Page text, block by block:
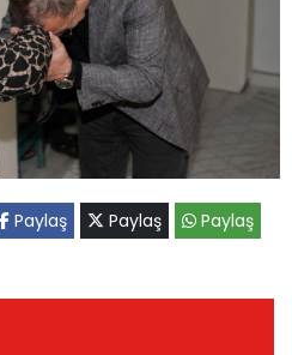
Paylaş Paylaş Paylaş